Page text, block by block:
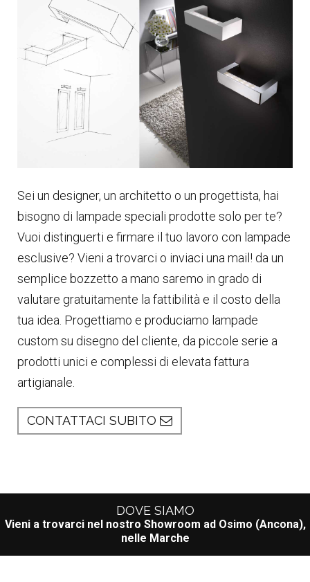
Sei un designer, un architetto o un progettista, hai
bisogno di lampade speciali prodotte solo per te?
Vuoi distinguerti e firmare il tuo lavoro con lampade
esclusive? Vieni a trovarci o inviaci una mail! da un
semplice bozzetto a mano saremo in grado di
valutare gratuitamente la fattibilità e il costo della
tua idea. Progettiamo e produciamo lampade
custom su disegno del cliente, da piccole serie a
prodotti unici e complessi di elevata fattura
artigianale.
CONTATTACI SUBITO
DOVE SIAMO
Vieni a trovarci nel nostro Showroom ad Osimo (Ancona),
nelle Marche